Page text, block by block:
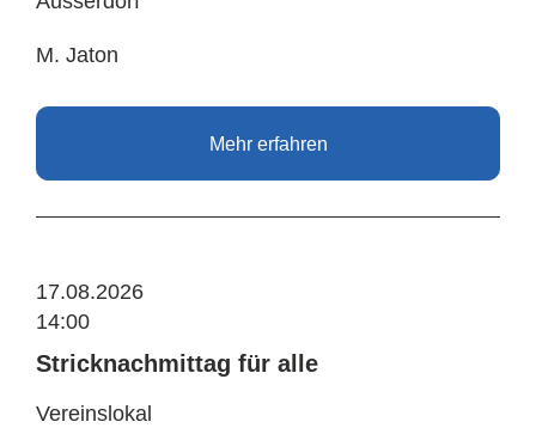
M. Jaton
Mehr erfahren
17.08.2026
14:00
Stricknachmittag für alle
Vereinslokal